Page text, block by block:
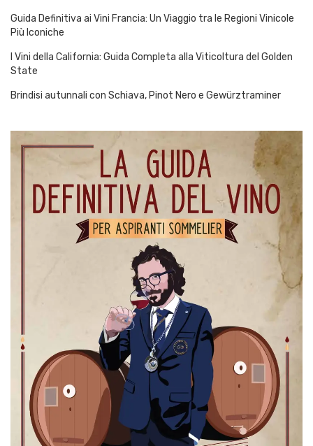
Guida Definitiva ai Vini Francia: Un Viaggio tra le Regioni Vinicole
Più Iconiche
I Vini della California: Guida Completa alla Viticoltura del Golden
State
Brindisi autunnali con Schiava, Pinot Nero e Gewürztraminer